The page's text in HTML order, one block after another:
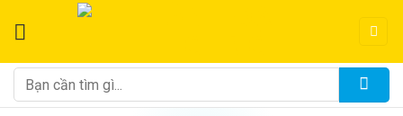
dung
Tìm
kiếm: